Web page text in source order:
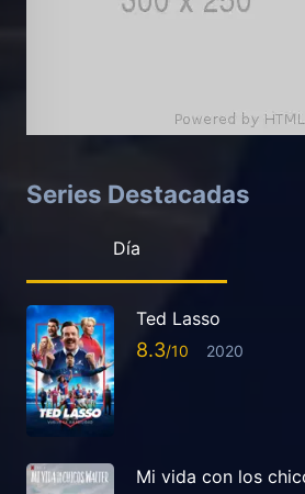
Series Destacadas
Día
Ted Lasso
8.3 2020
Mi vida con los